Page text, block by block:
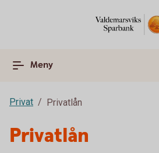
Meny
Privat Privatlån
Privatlån